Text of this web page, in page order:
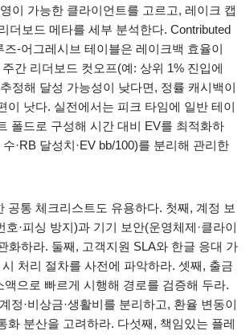
이 가능한 클라이언트를 고르고, 레이크 캡
더보드 메타를 세부 분석한다. Contributed
즈-어그레시브 테이블은 레이크백 효율이
간 리더보드 컷오프(예: 상위 1% 진입에
정해 달성 가능성이 낮다면, 정률 캐시백이
이 낫다. 실전에서는 피크 타임에 일반 테이
폴드로 구성해 시간 대비 EV를 최적화하
·RB 달성치·EV bb/100)를 분리해 관리한
공통 체크리스트도 유용하다. 첫째, 계정 보
호·피싱 방지)과 기기 보안(운영체제·클라이
화하라. 둘째, 고객지원 SLA와 한글 응대 가
처리 절차를 사전에 파악하라. 셋째, 출금
액으로 빠르게 시행해 경로를 검증해 두라.
정·비상금·생활비를 분리하고, 환율 변동이
화 분산을 고려하라. 다섯째, 책임있는 플레